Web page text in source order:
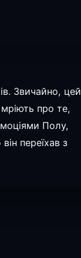
Звичайно, цей
про те,
Полу,
переїхав з